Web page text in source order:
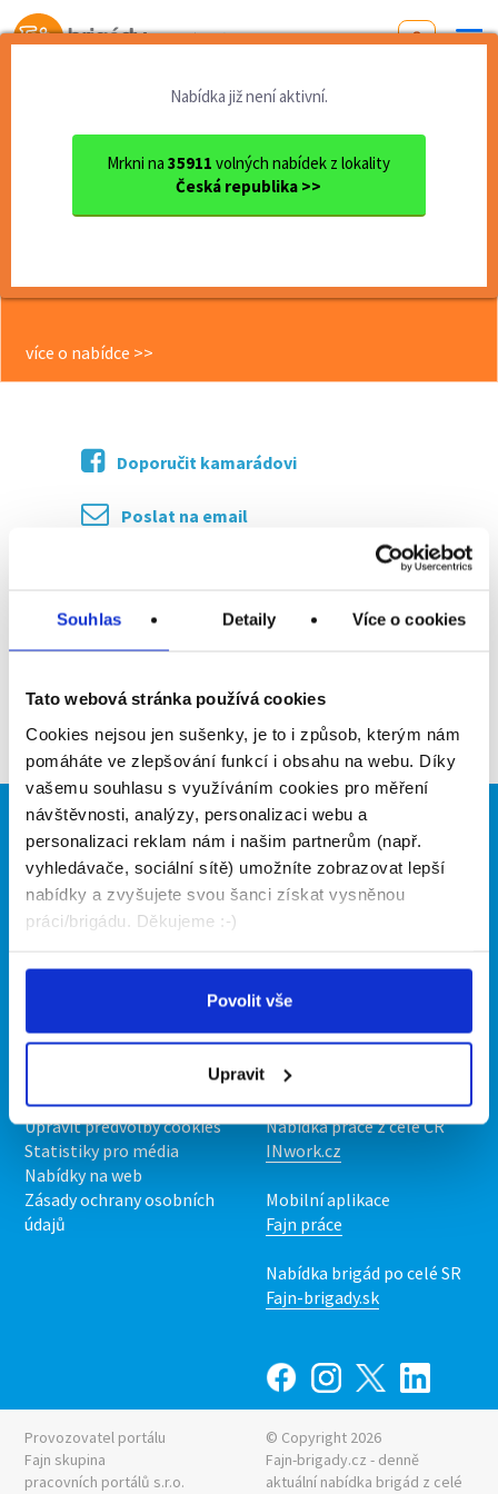
Souhlas Detaily Více o cookies
Tato webová stránka používá cookies
Cookies nejsou jen sušenky, je to i způsob, kterým nám
pomáháte ve zlepšování funkcí i obsahu na webu. Díky
vašemu souhlasu s využíváním cookies pro měření
návštěvnosti, analýzy, personalizaci webu a
personalizaci reklam nám i našim partnerům (např.
vyhledávače, sociální sítě) umožníte zobrazovat lepší
nabídky a zvyšujete svou šanci získat vysněnou
práci/brigádu. Děkujeme :-)
Povolit vše
Upravit
Od první brigády
Nabídka již není aktivní.
Mrkni na35911 volných nabídek z lokality
Česká republika >>
Pardubický kraj
okres Pardubice
Pardubice
Technik údržby výrobních za...
Technik údržby výrobních zařízení –
Pardubice
více o nabídce >>
Doporučit kamarádovi
Poslat na email
Přidat do oblíbených
Zpět
Brigádníci
Články
Hledané brigády
Firmy
Vložit inzerát
Ceník
Kontakt
Podmínky
Upravit předvolby cookies
Statistiky pro média
Nabídky na web
Zásady ochrany osobních
údajů
Naše další projekty
Fajn brigády
Nabídka práce z celé ČR
INwork.cz
Mobilní aplikace
Fajn práce
Nabídka brigád po celé SR
Fajn-brigady.sk
Provozovatel portálu
Fajn skupina
pracovních portálů s.r.o.
© Copyright 2026
Fajn-brigady.cz - denně
aktuální nabídka brigád z celé